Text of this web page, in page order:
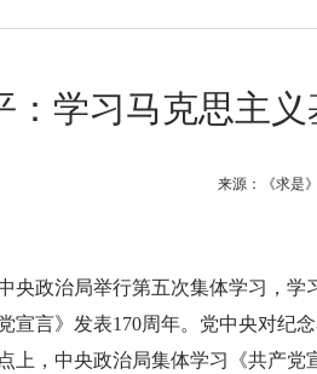
：学习马克思主
来源：《求是
央政治局举行第五次集体学习，
宣言》发表170周年。党中央对纪
上，中央政治局集体学习《共产党